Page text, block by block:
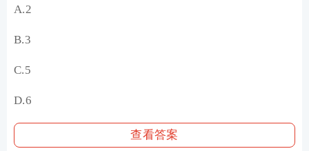
A.2
B.3
C.5
D.6
查看答案